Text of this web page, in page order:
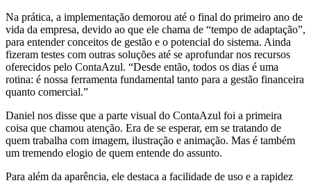
Na prática, a implementação demorou até o final do primeiro ano de
vida da empresa, devido ao que ele chama de “tempo de adaptação”,
para entender conceitos de gestão e o potencial do sistema. Ainda
fizeram testes com outras soluções até se aprofundar nos recursos
oferecidos pelo ContaAzul. “Desde então, todos os dias é uma
rotina: é nossa ferramenta fundamental tanto para a gestão financeira
quanto comercial.”
Daniel nos disse que a parte visual do ContaAzul foi a primeira
coisa que chamou atenção. Era de se esperar, em se tratando de
quem trabalha com imagem, ilustração e animação. Mas é também
um tremendo elogio de quem entende do assunto.
Para além da aparência, ele destaca a facilidade de uso e a rapidez